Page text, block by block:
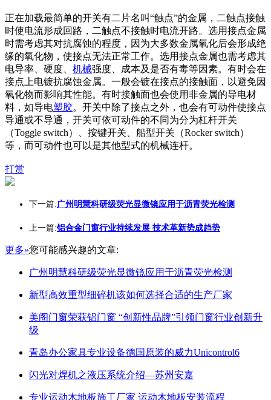
正在加载最简单的开关有二片名叫“触点”的金属，二触点接触
时使电流形成回路，二触点不接触时电流开路。选用接点金属
时需考虑其对抗腐蚀的程度，因为大多数金属氧化后会形成绝
缘的氧化物，使接点无法正常工作。选用接点金属也需考虑其
电导率、硬度、 机械强度、成本及是否有毒等因素。有时会在
接点上电镀抗腐蚀金属。一般会镀在接点的接触面，以避免因
氧化物而影响其性能。有时接触面也会使用非金属的导电材
料，如导电塑胶。开关中除了接点之外，也会有可动件使接点
导通或不导通，开关可依可动件的不同为分为杠杆开关
（Toggle switch）、按键开关、船型开关（Rocker switch）
等，而可动件也可以是其他型式的机械连杆。
打赏
下一篇:广州明慧科研级荧光显微镜应用于沥青荧光检测
上一篇:铝合金门窗行业持续发展 技术革新势成趋势
更多»您可能感兴趣的文章:
广州明慧科研级荧光显微镜应用于沥青荧光检测
新型高效重型细碎机该如何选择合适的生产厂家
美阁门窗荣获铝门窗 “创新性品牌”引领门窗行业创新升
级
青岛办公家具专业设备德国原装的威力Unicontrol6
闪光对焊机之液压系统介绍—苏州安嘉
专业运动木地板施工厂家 运动木地板安装流程